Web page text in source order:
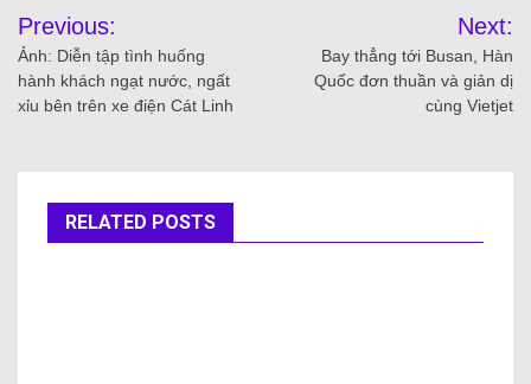
Previous:
Ảnh: Diễn tập tình huống
hành khách ngạt nước, ngất
xỉu bên trên xe điện Cát Linh
Next:
Bay thẳng tới Busan, Hàn
Quốc đơn thuần và giản dị
cùng Vietjet
RELATED POSTS